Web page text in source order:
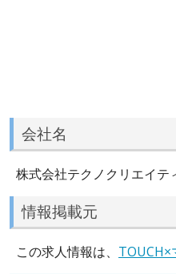
会社名
株式会社テクノクリエイテ
情報掲載元
この求人情報は、 TOUCH×